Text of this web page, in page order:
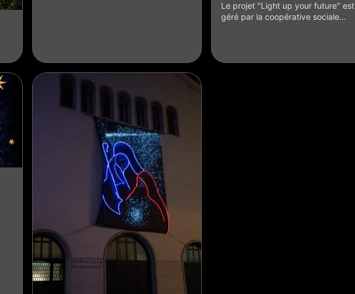
Le projet "Light up your future" est
géré par la coopérative sociale…